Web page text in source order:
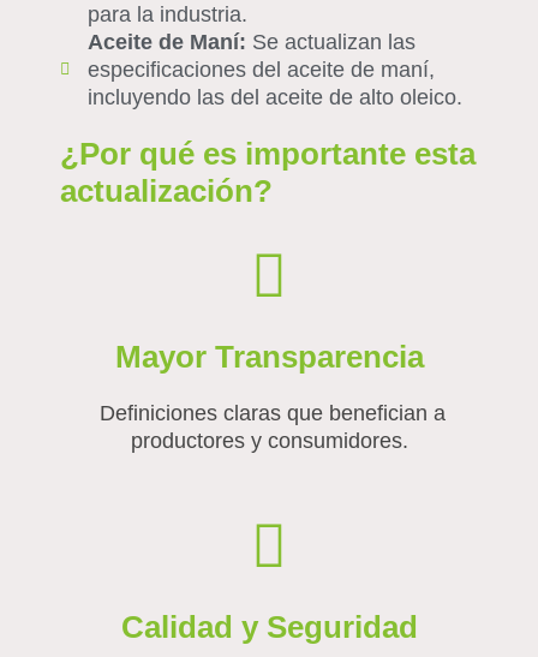
para la industria.
Aceite de Maní: Se actualizan las
especificaciones del aceite de maní,
incluyendo las del aceite de alto oleico.
¿Por qué es importante esta
actualización?
Mayor Transparencia
Definiciones claras que benefician a
productores y consumidores.
Calidad y Seguridad